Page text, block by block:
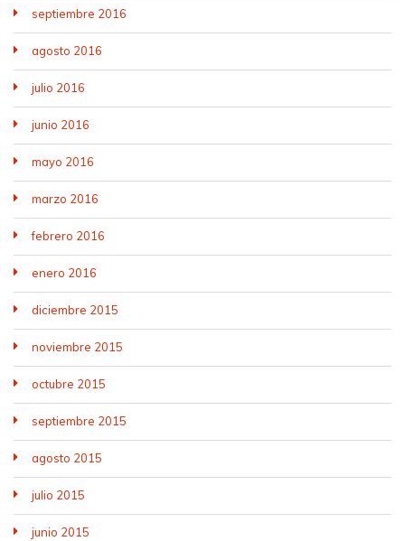
septiembre 2016
agosto 2016
julio 2016
junio 2016
mayo 2016
marzo 2016
febrero 2016
enero 2016
diciembre 2015
noviembre 2015
octubre 2015
septiembre 2015
agosto 2015
julio 2015
junio 2015